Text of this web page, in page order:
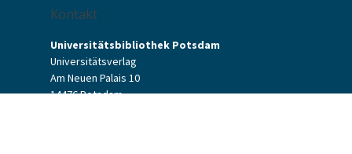
Kontakt
Universitätsbibliothek Potsdam
Universitätsverlag
Am Neuen Palais 10
14476 Potsdam